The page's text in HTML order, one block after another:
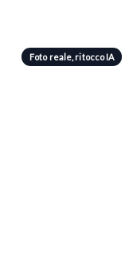
Foto reale, ritocco IA